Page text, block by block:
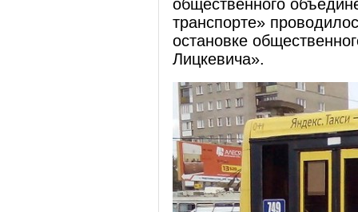
общественного
транспорте»
остановке
Лицкевича».